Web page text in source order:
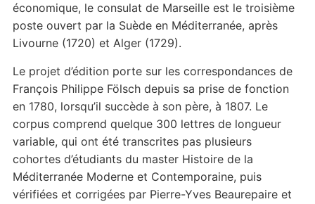
économique, le consulat de Marseille est le troisième
poste ouvert par la Suède en Méditerranée, après
Livourne (1720) et Alger (1729).
Le projet d’édition porte sur les correspondances de
François Philippe Fölsch depuis sa prise de fonction
en 1780, lorsqu’il succède à son père, à 1807. Le
corpus comprend quelque 300 lettres de longueur
variable, qui ont été transcrites pas plusieurs
cohortes d’étudiants du master Histoire de la
Méditerranée Moderne et Contemporaine, puis
vérifiées et corrigées par Pierre-Yves Beaurepaire et